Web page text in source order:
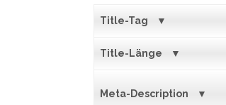
Title-Tag
Title-Länge
Meta-Description